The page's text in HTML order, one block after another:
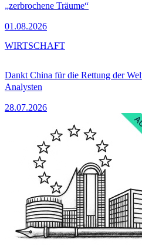
„zerbrochene Träume“
01.08.2026
Dankt China für die Rettung der
Analysten
28.07.2026
WIRTSCHAFT